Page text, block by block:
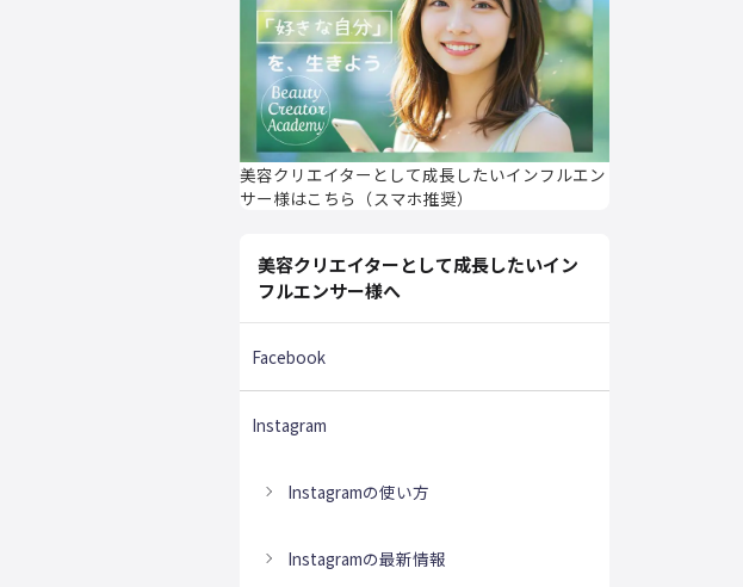
美容クリエイターとして成長したいインフルエン
サー様はこちら（スマホ推奨）
美容クリエイターとして成長したいイン
フルエンサー様へ
Facebook
Instagram
Instagramの使い方
Instagramの最新情報